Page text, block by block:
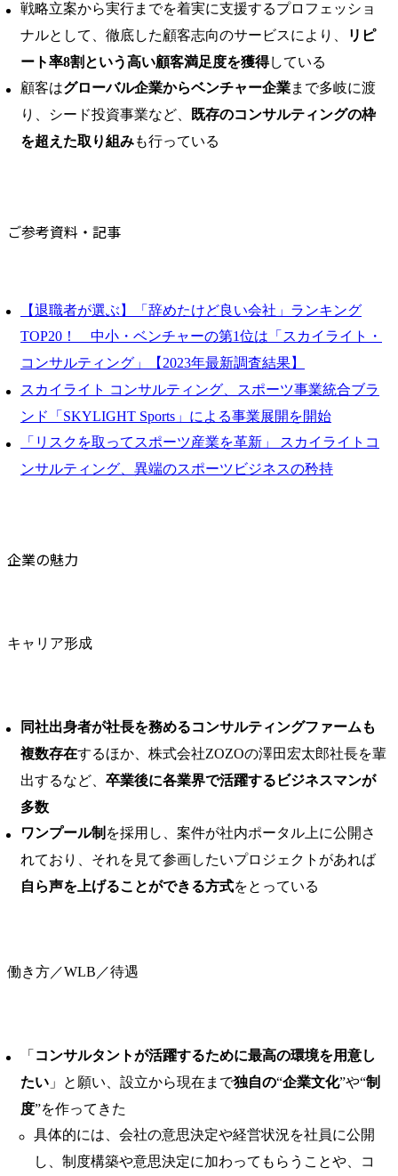
戦略立案から実行までを着実に支援するプロフェッショ
ナルとして、徹底した顧客志向のサービスにより、
リピ
ート率8割という高い顧客満足度を獲得している
顧客はグローバル企業からベンチャー企業まで多岐に渡
り、シード投資事業など、
既存のコンサルティングの枠
を超えた取り組みも行っている
ご参考資料・記事
【退職者が選ぶ】「辞めたけど良い会社」ランキング
TOP20！ 中小・ベンチャーの第1位は「スカイライト・
コンサルティング」【2023年最新調査結果】
スカイライト コンサルティング、スポーツ事業統合ブラ
ンド「SKYLIGHT Sports」による事業展開を開始
「リスクを取ってスポーツ産業を革新」 スカイライトコ
ンサルティング、異端のスポーツビジネスの矜持
企業の魅力
キャリア形成
同社出身者が社長を務めるコンサルティングファームも
複数存在するほか、株式会社ZOZOの澤田宏太郎社長を輩
出するなど、 卒業後に各業界で活躍するビジネスマンが
多数
ワンプール制 を採用し、案件が社内ポータル上に公開さ
れており、それを見て参画したいプロジェクトがあれば
自ら声を上げることができる方式をとっている
働き方／WLB／待遇
「 コンサルタントが活躍するために最高の環境を用意し
たい 」と願い、設立から現在まで独自の“企業文化”や“制
度”を作ってきた
具体的には、会社の意思決定や経営状況を社員に公開
し、制度構築や意思決定に加わってもらうことや、コ